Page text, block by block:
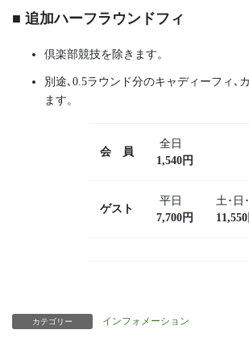
■ 追加ハーフラウンドフィ
倶楽部競技を除きます。
別途､0.5ラウンド分のキャディーフィ､
ます。
会 員
全日
1,540円
ゲスト
平日
7,700円
土･日
11,550
カテゴリー インフォメーション